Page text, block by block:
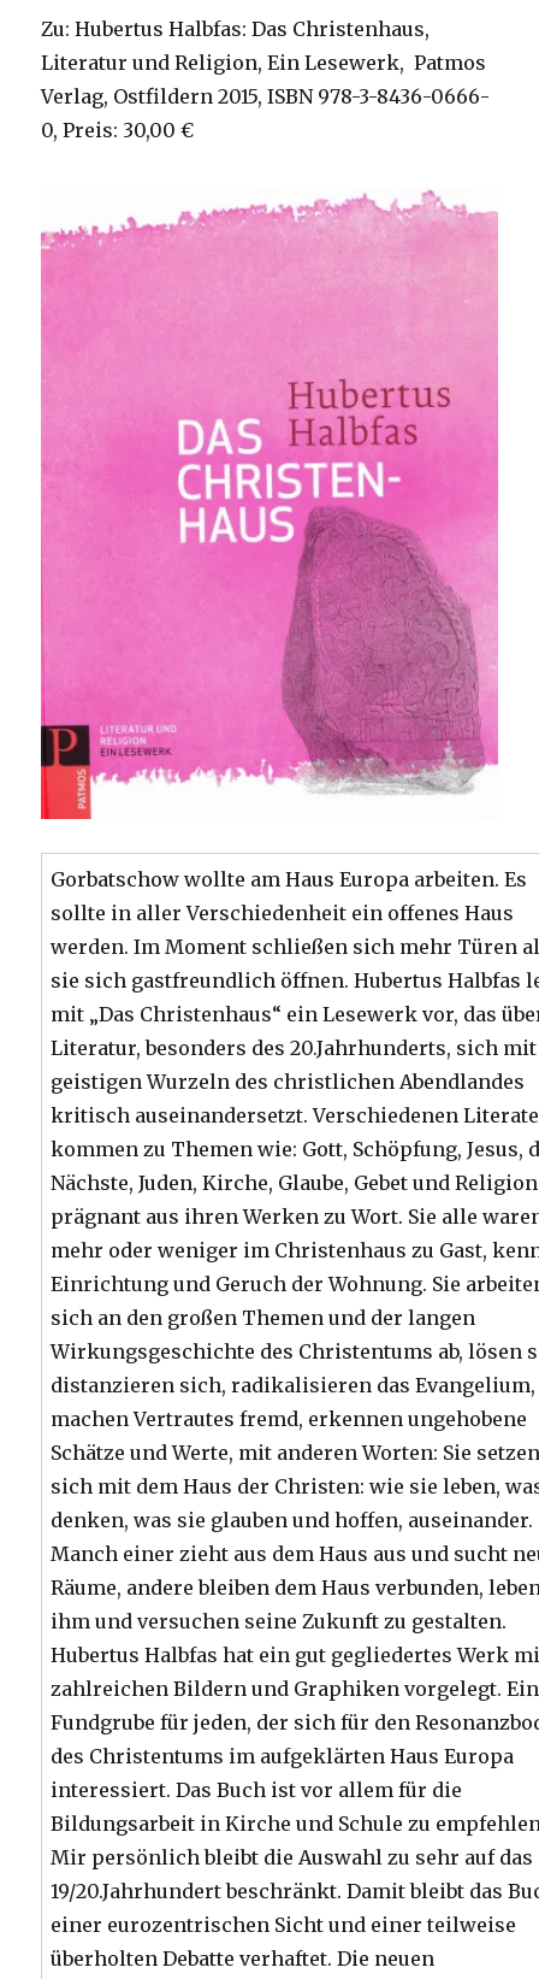
Zu: Hubertus Halbfas: Das Christenhaus,
Literatur und Religion, Ein Lesewerk, Patmos
Verlag, Ostfildern 2015, ISBN 978-3-8436-0666-
0, Preis: 30,00 €
Gorbatschow wollte am Haus Europa arbeiten. Es
sollte in aller Verschiedenheit ein offenes Haus
werden. Im Moment schließen sich mehr Türen
sie sich gastfreundlich öffnen. Hubertus Halbfas
mit „Das Christenhaus“ ein Lesewerk vor, das
Literatur, besonders des 20.Jahrhunderts, sich
geistigen Wurzeln des christlichen Abendlandes
kritisch auseinandersetzt. Verschiedenen
kommen zu Themen wie: Gott, Schöpfung, Jesus,
Nächste, Juden, Kirche, Glaube, Gebet und Religion
prägnant aus ihren Werken zu Wort. Sie alle
mehr oder weniger im Christenhaus zu Gast,
Einrichtung und Geruch der Wohnung. Sie
sich an den großen Themen und der langen
Wirkungsgeschichte des Christentums ab, lösen
distanzieren sich, radikalisieren das Evangelium,
machen Vertrautes fremd, erkennen ungehobene
Schätze und Werte, mit anderen Worten: Sie
sich mit dem Haus der Christen: wie sie leben,
denken, was sie glauben und hoffen, auseinander.
Manch einer zieht aus dem Haus aus und sucht
Räume, andere bleiben dem Haus verbunden,
ihm und versuchen seine Zukunft zu gestalten.
Hubertus Halbfas hat ein gut gegliedertes Werk
zahlreichen Bildern und Graphiken vorgelegt.
Fundgrube für jeden, der sich für den
des Christentums im aufgeklärten Haus Europa
interessiert. Das Buch ist vor allem für die
Bildungsarbeit in Kirche und Schule zu
Mir persönlich bleibt die Auswahl zu sehr auf das
19/20.Jahrhundert beschränkt. Damit bleibt das
einer eurozentrischen Sicht und einer teilweise
überholten Debatte verhaftet. Die neuen